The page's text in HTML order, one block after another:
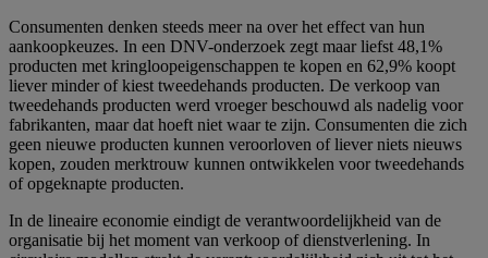
Consumenten denken steeds meer na over het effect van hun
aankoopkeuzes. In een DNV-onderzoek zegt maar liefst 48,1%
producten met kringloopeigenschappen te kopen en 62,9% koopt
liever minder of kiest tweedehands producten. De verkoop van
tweedehands producten werd vroeger beschouwd als nadelig voor
fabrikanten, maar dat hoeft niet waar te zijn. Consumenten die zich
geen nieuwe producten kunnen veroorloven of liever niets nieuws
kopen, zouden merktrouw kunnen ontwikkelen voor tweedehands
of opgeknapte producten.
In de lineaire economie eindigt de verantwoordelijkheid van de
organisatie bij het moment van verkoop of dienstverlening. In